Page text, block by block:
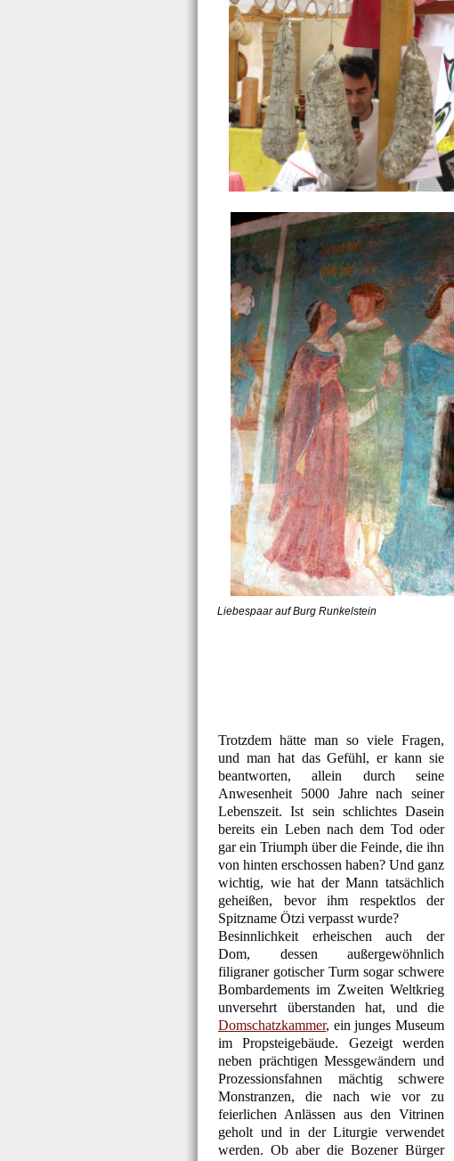
Liebespaar auf Burg Runkelstein
Trotzdem hätte man so viele Fragen,
und man hat das Gefühl, er kann sie
beantworten, allein durch seine
Anwesenheit 5000 Jahre nach seiner
Lebenszeit. Ist sein schlichtes Dasein
bereits ein Leben nach dem Tod oder
gar ein Triumph über die Feinde, die ihn
von hinten erschossen haben? Und ganz
wichtig, wie hat der Mann tatsächlich
geheißen, bevor ihm respektlos der
Spitzname Ötzi verpasst wurde?
Besinnlichkeit erheischen auch der
Dom, dessen außergewöhnlich
filigraner gotischer Turm sogar schwere
Bombardements im Zweiten Weltkrieg
unversehrt überstanden hat, und die
Domschatzkammer, ein junges Museum
im Propsteigebäude. Gezeigt werden
neben prächtigen Messgewändern und
Prozessionsfahnen mächtig schwere
Monstranzen, die nach wie vor zu
feierlichen Anlässen aus den Vitrinen
geholt und in der Liturgie verwendet
werden. Ob aber die Bozener Bürger